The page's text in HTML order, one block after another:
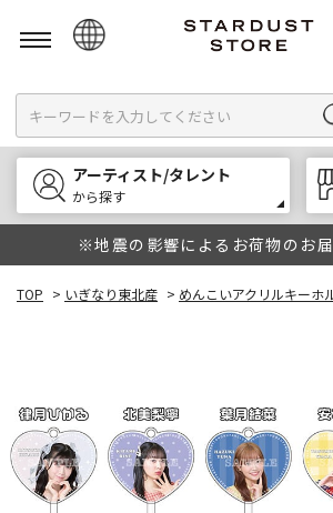
English
한국어
中文
アーティスト/タレント
から探す
※地震の影響によるお荷物のお
TOP > いぎなり東北産 > めんこいアクリルキーホ